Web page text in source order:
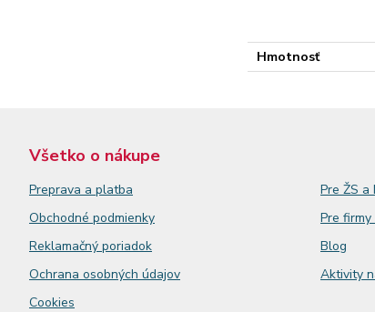
Hmotnosť
Všetko o nákupe
Preprava a platba
Obchodné podmienky
Reklamačný poriadok
Ochrana osobných údajov
Cookies
Pre ŽS a
Pre
Blog
Aktivity